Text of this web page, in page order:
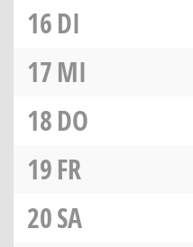
16DI
17MI
18DO
19FR
20SA